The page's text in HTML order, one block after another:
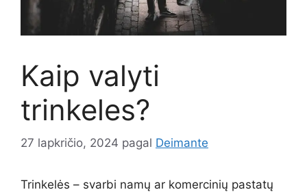
Kaip valyti
trinkeles?
27 lapkričio, 2024 pagal Deimante
Trinkelės – svarbi namų ar komercinių pastatų